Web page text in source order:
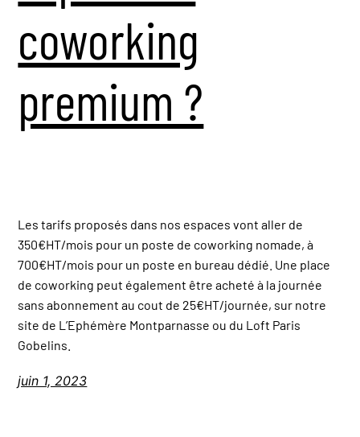
coworking
premium ?
Les tarifs proposés dans nos espaces vont aller de
350€HT/mois pour un poste de coworking nomade, à
700€HT/mois pour un poste en bureau dédié. Une place
de coworking peut également être acheté à la journée
sans abonnement au cout de 25€HT/journée, sur notre
site de L’Ephémère Montparnasse ou du Loft Paris
Gobelins.
juin 1, 2023